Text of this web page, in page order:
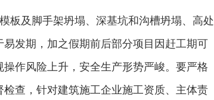
板及脚手架坍塌、深基坑和沟槽坍塌、高处
发期，加之假期前后部分项目因赶工期可
作风险上升，安全生产形势严峻。要严格
查，针对建筑施工企业施工资质、主体责